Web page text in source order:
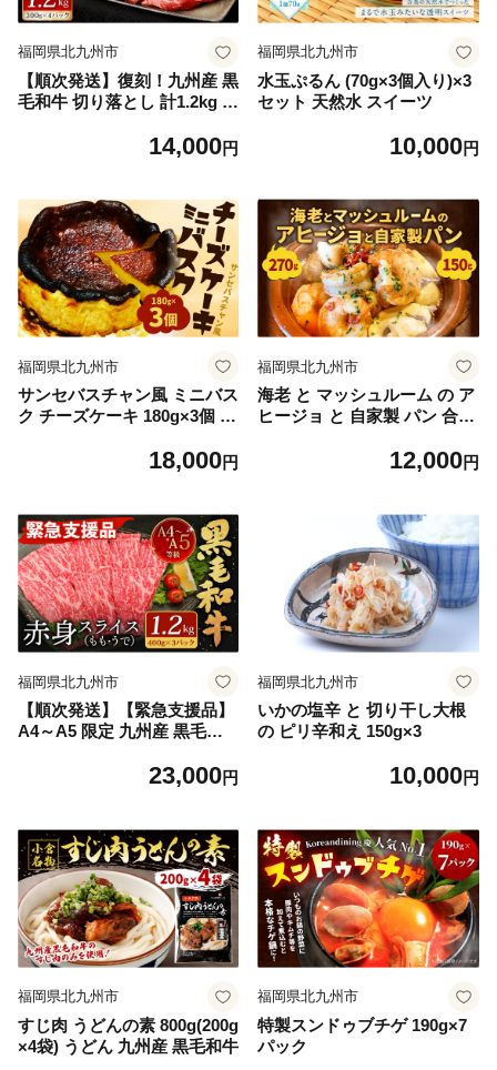
福岡県北九州市
【順次発送】復刻！九州産 黒
毛和牛 切り落とし 計1.2kg 3
14,000円
福岡県北九州市
水玉ぷるん (70g×3個入り)×3
セット 天然水 スイーツ
10,000円
福岡県北九州市
サンセバスチャン風 ミニバス
ク チーズケーキ 180g×3個 無
18,000円
福岡県北九州市
海老 と マッシュルーム の ア
ヒージョ と 自家製 パン 合計
12,000円
福岡県北九州市
【順次発送】【緊急支援品】
A4～A5 限定 九州産 黒毛和
で） 合計1.2kg 400g×3パッ
23,000円
福岡県北九州市
いかの塩辛 と 切り干し大根
の ピリ辛和え 150g×3
10,000円
福岡県北九州市
すじ肉 うどんの素 800g(200g
×4袋) うどん 九州産 黒毛和牛
福岡県北九州市
特製スンドゥブチゲ 190g×7
パック